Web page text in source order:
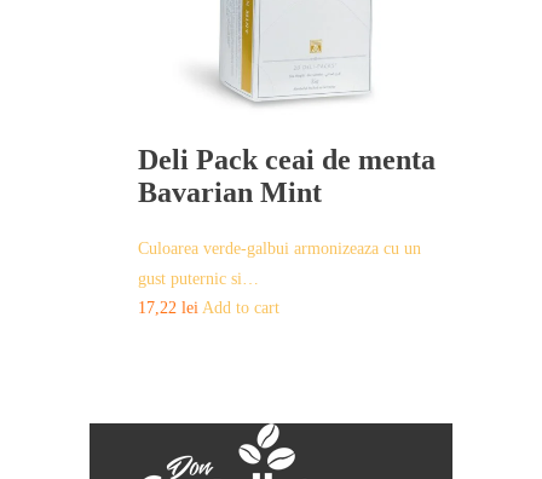
Deli Pack ceai de menta
Bavarian Mint
Culoarea verde-galbui armonizeaza cu un
gust puternic si…
17,22 lei Add to cart